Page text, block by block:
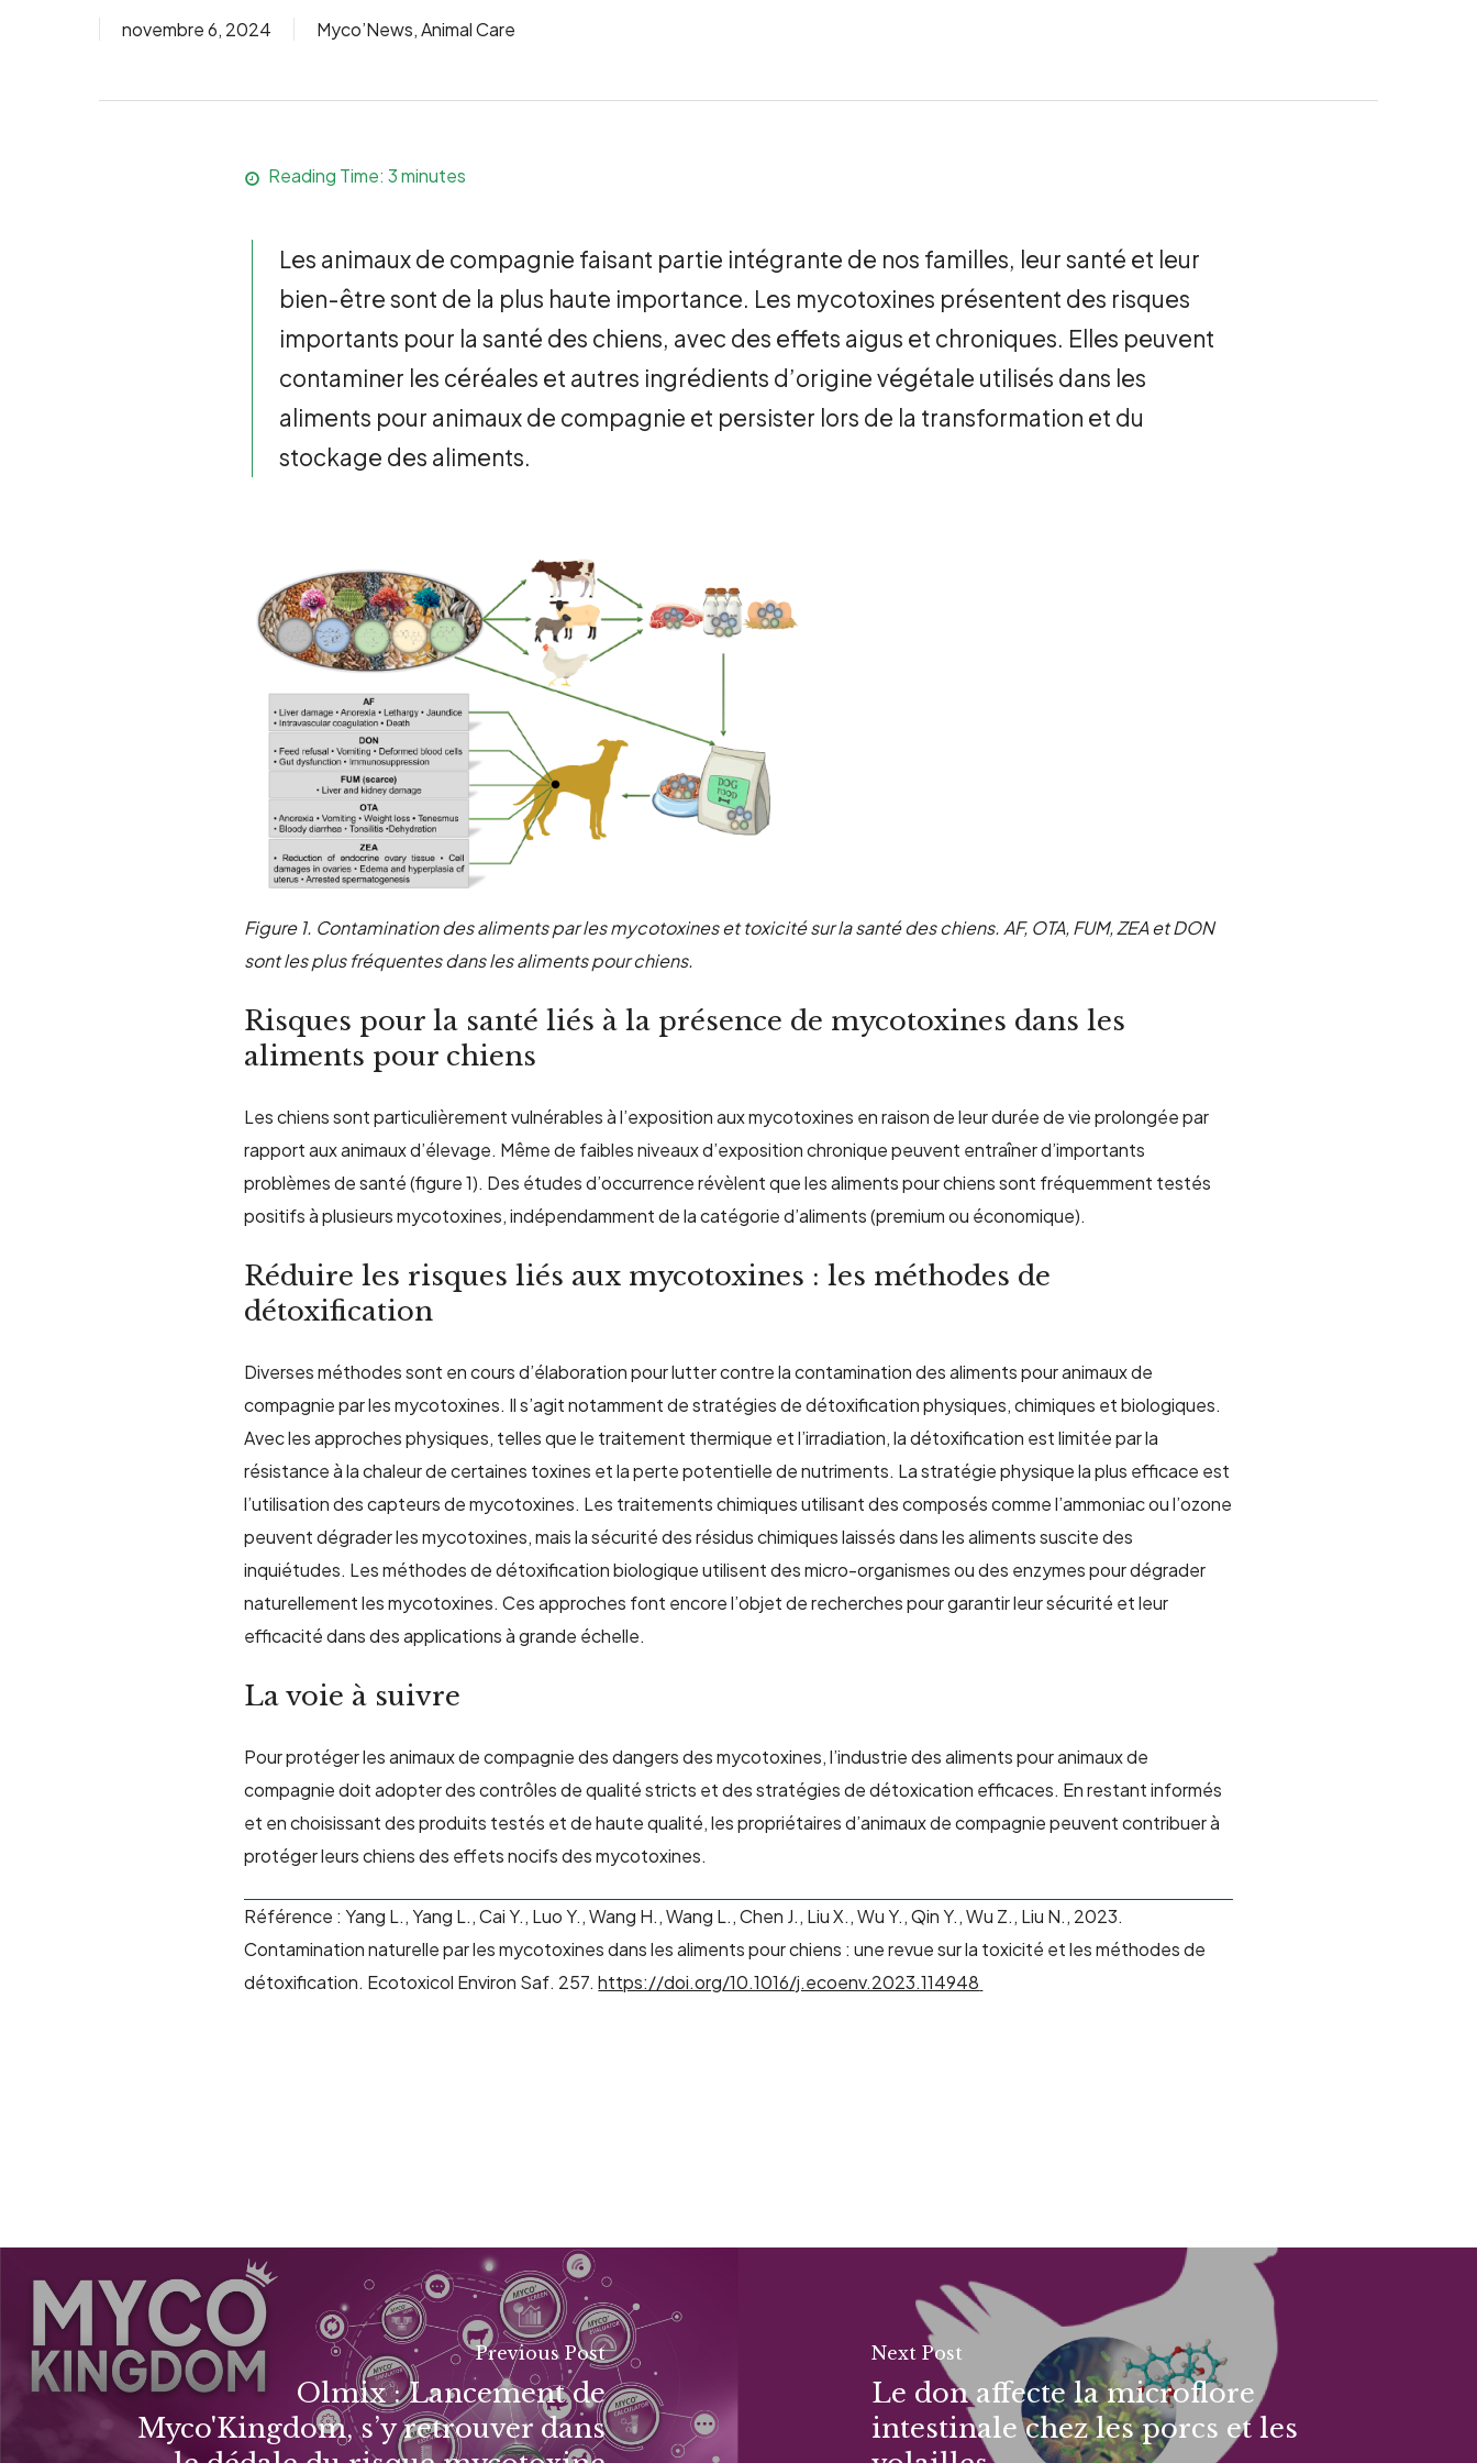
novembre 6, 2024 Myco’News,Animal Care
Reading Time: 3 minutes
Les animaux de compagnie faisant partie intégrante de nos familles, leur santé et leur
bien-être sont de la plus haute importance. Les mycotoxines présentent des risques
importants pour la santé des chiens, avec des effets aigus et chroniques. Elles peuvent
contaminer les céréales et autres ingrédients d’origine végétale utilisés dans les
aliments pour animaux de compagnie et persister lors de la transformation et du
stockage des aliments.
Figure 1. Contaminationdesalimentspar lesmycotoxinesettoxicitésur lasantédeschiens. AF, OTA, FUM, ZEA et DON
sontles plusfréquentesdanslesalimentspourchiens.
Risques pour la santé liés à la présence de mycotoxines dans les
aliments pour chiens
Les chiens sont particulièrement vulnérables à l’exposition aux mycotoxines en raison de leur durée de vie prolongée par
rapport aux animaux d’élevage. Même de faibles niveaux d’exposition chronique peuvent entraîner d’importants
problèmes de santé (figure 1). Des études d’occurrence révèlent que les aliments pour chiens sont fréquemment testés
positifsàplusieurs mycotoxines, indépendamment de la catégorie d’aliments (premium ou économique).
Réduire les risques liés aux mycotoxines :les méthodes de
détoxification
Diverses méthodes sont en cours d’élaboration pour lutter contre la contamination des aliments pour animaux de
compagnie par les mycotoxines. Il s’agit notamment de stratégies de détoxification physiques, chimiques et biologiques.
Avecles approches physiques, telles que le traitement thermique et l’irradiation, la détoxification est limitée par la
résistance à la chaleur de certaines toxines et la perte potentielle de nutriments. La stratégie physique la plus efficace est
l’utilisation des capteursde mycotoxines. Les traitements chimiques utilisant des composés comme l’ammoniac ou l’ozone
peuvent dégrader lesmycotoxines, mais la sécurité des résidus chimiques laissés dans les aliments suscite des
inquiétudes. Les méthodes de détoxification biologique utilisent des micro-organismes ou des enzymes pour dégrader
naturellement les mycotoxines. Ces approches font encore l’objet de recherches pour garantir leur sécurité et leur
efficacité dans des applications à grande échelle.
La voie à suivre
Pour protéger les animaux de compagnie des dangers des mycotoxines, l’industrie des aliments pour animaux de
compagnie doit adopter des contrôles de qualité stricts et des stratégies de détoxication efficaces. En restant informés
et en choisissant des produits testés et de haute qualité, les propriétaires d’animaux de compagnie peuvent contribuer à
protéger leurs chiens des effets nocifs des mycotoxines.
Référence : Yang L., Yang L., Cai Y., Luo Y., Wang H., Wang L., Chen J., Liu X., Wu Y., Qin Y., Wu Z., Liu N., 2023.
Contamination naturelle par les mycotoxines dans les aliments pour chiens : une revue sur la toxicité et les méthodes de
détoxification. Ecotoxicol Environ Saf. 257.https://doi.org/10.1016/j.ecoenv.2023.114948
Previous Post
Olmix : Lancement de
Myco'Kingdom, s’y retrouver dans
Next Post
Le don affecte la microflore
intestinale chez les porcs et les